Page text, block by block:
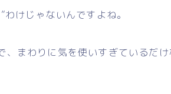
けじゃないんですよね。
まわりに気を使いすぎているだ